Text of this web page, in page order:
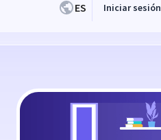
ES Iniciar sesión